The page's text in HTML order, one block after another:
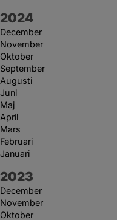
År:
2024
December
November
Oktober
September
Augusti
Juni
Maj
April
Mars
Februari
Januari
År:
2023
December
November
Oktober